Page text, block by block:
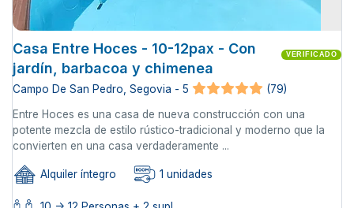
Casa Entre Hoces - 10-12pax - Con
jardín, barbacoa y chimenea
VERIFICADO
Campo De San Pedro, Segovia - 5 (79)
Entre Hoces es una casa de nueva construcción con una
potente mezcla de estilo rústico-tradicional y moderno que la
convierten en una casa verdaderamente ...
Alquiler íntegro 1 unidades